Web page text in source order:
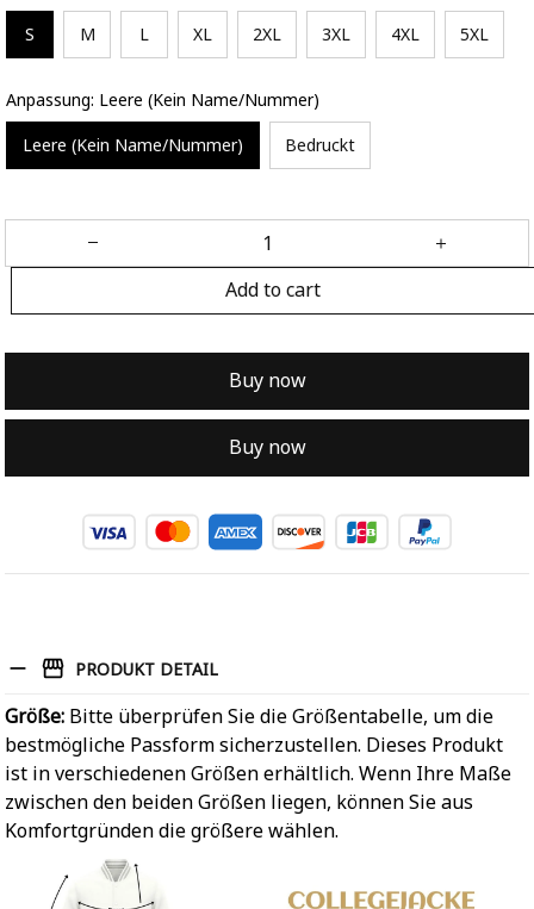
S M L XL 2XL 3XL 4XL 5XL
Anpassung: Leere (Kein Name/Nummer)
Leere (Kein Name/Nummer) Bedruckt
Add to cart
Buy now
Buy now
PRODUKT DETAIL
Größe: Bitte überprüfen Sie die Größentabelle, um die
bestmögliche Passform sicherzustellen. Dieses Produkt
ist in verschiedenen Größen erhältlich. Wenn Ihre Maße
zwischen den beiden Größen liegen, können Sie aus
Komfortgründen die größere wählen.